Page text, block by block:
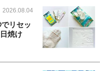
2026.08.04
リセッ
焼け